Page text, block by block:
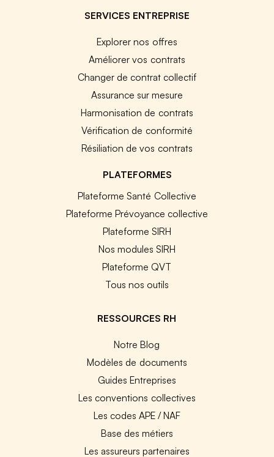
SERVICES ENTREPRISE
Explorer nos offres
Améliorer vos contrats
Changer de contrat collectif
Assurance sur mesure
Harmonisation de contrats
Vérification de conformité
Résiliation de vos contrats
PLATEFORMES
Plateforme Santé Collective
Plateforme Prévoyance collective
Plateforme SIRH
Nos modules SIRH
Plateforme QVT
Tous nos outils
RESSOURCES RH
Notre Blog
Modèles de documents
Guides Entreprises
Les conventions collectives
Les codes APE / NAF
Base des métiers
Les assureurs partenaires